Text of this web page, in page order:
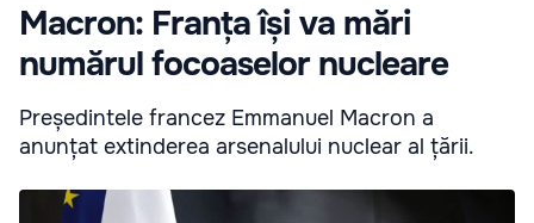
Macron: Franța își va mări
numărul focoaselor nucleare
Președintele francez Emmanuel Macron a
anunțat extinderea arsenalului nuclear al țării.